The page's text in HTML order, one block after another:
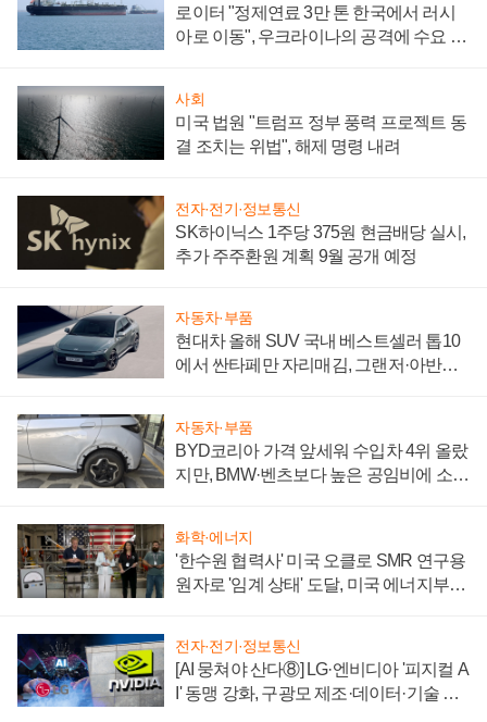
로이터 "정제연료 3만 톤 한국에서 러시
아로 이동", 우크라이나의 공격에 수요 늘
사회
미국 법원 "트럼프 정부 풍력 프로젝트 동
결 조치는 위법", 해제 명령 내려
전자·전기·정보통신
SK하이닉스 1주당 375원 현금배당 실시,
추가 주주환원 계획 9월 공개 예정
자동차·부품
현대차 올해 SUV 국내 베스트셀러 톱10
에서 싼타페만 자리매김, 그랜저·아반떼
자동차·부품
BYD코리아 가격 앞세워 수입차 4위 올랐
지만, BMW·벤츠보다 높은 공임비에 소비
화학·에너지
'한수원 협력사' 미국 오클로 SMR 연구용
원자로 '임계 상태' 도달, 미국 에너지부
전자·전기·정보통신
[AI 뭉쳐야 산다⑧] LG·엔비디아 '피지컬 A
I' 동맹 강화, 구광모 제조·데이터·기술 결